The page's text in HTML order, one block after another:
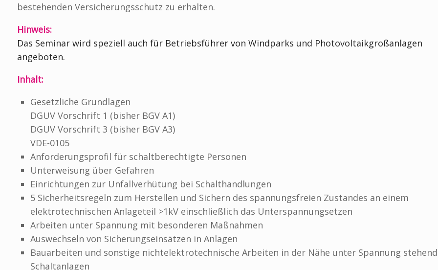
bestehenden Versicherungsschutz zu erhalten.
Hinweis:
Das Seminar wird speziell auch für Betriebsführer von Windparks und Photovoltaikgroßanlagen
angeboten.
Inhalt:
Gesetzliche Grundlagen
DGUV Vorschrift 1 (bisher BGV A1)
DGUV Vorschrift 3 (bisher BGV A3)
VDE-0105
Anforderungsprofil für schaltberechtigte Personen
Unterweisung über Gefahren
Einrichtungen zur Unfallverhütung bei Schalthandlungen
5 Sicherheitsregeln zum Herstellen und Sichern des spannungsfreien Zustandes an einem
elektrotechnischen Anlageteil >1kV einschließlich das Unterspannungsetzen
Arbeiten unter Spannung mit besonderen Maßnahmen
Auswechseln von Sicherungseinsätzen in Anlagen
Bauarbeiten und sonstige nichtelektrotechnische Arbeiten in der Nähe unter Spannung
Schaltanlagen